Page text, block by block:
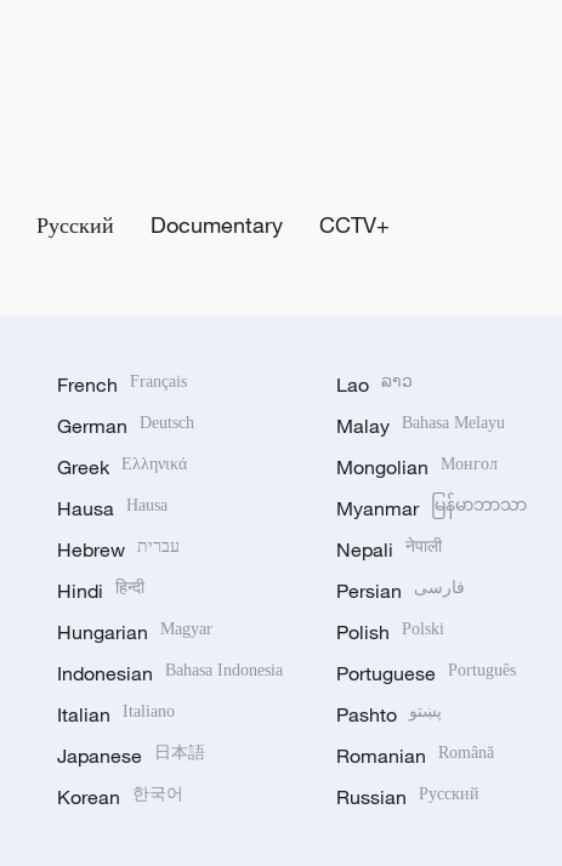
Русский Documentary CCTV+
French Français
German Deutsch
Greek Ελληνικά
Hausa Hausa
Hebrew עברית
Hindi हिन्दी
Hungarian Magyar
Indonesian Bahasa Indonesia
Italian Italiano
Japanese 日本語
Korean 한국어
Lao ລາວ
Malay Bahasa Melayu
Mongolian Монгол
Myanmar မြန်မာဘာသာ
Nepali नेपाली
Persian فارسی
Polish Polski
Portuguese Português
Pashto پښتو
Romanian Română
Russian Русский